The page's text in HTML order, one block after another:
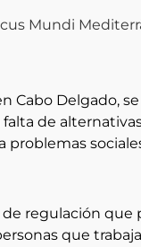
Cabo Delgado,
de
problemas
regulación que
que